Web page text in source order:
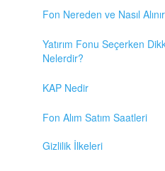
Fon Nereden ve Nasıl Alınır
Yatırım Fonu Seçerken
Nelerdir?
KAP Nedir
Fon Alım Satım Saatleri
Gizlilik İlkeleri